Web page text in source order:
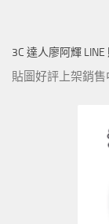
3C 達人廖阿輝 LINE
貼圖好評上架銷